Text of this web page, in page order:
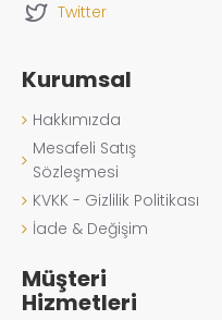
Twitter
Kurumsal
Hakkımızda
Mesafeli Satış
Sözleşmesi
KVKK - Gizlilik Politikası
İade & Değişim
Müşteri
Hizmetleri